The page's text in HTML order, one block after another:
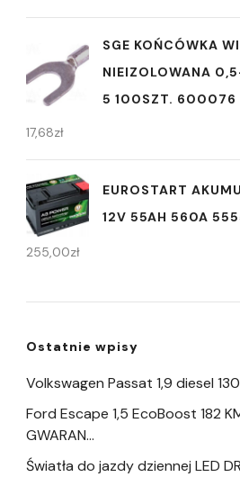
SGE KOŃCÓWKA
NIEIZOLOWANA
5 100SZT. 600076
17,68zł
EUROSTART
12V 55AH 560A
255,00zł
Ostatnie wpisy
Volkswagen Passat 1,9 diesel
Ford Escape 1,5 EcoBoost 182
GWARAN…
Światła do jazdy dziennej LED